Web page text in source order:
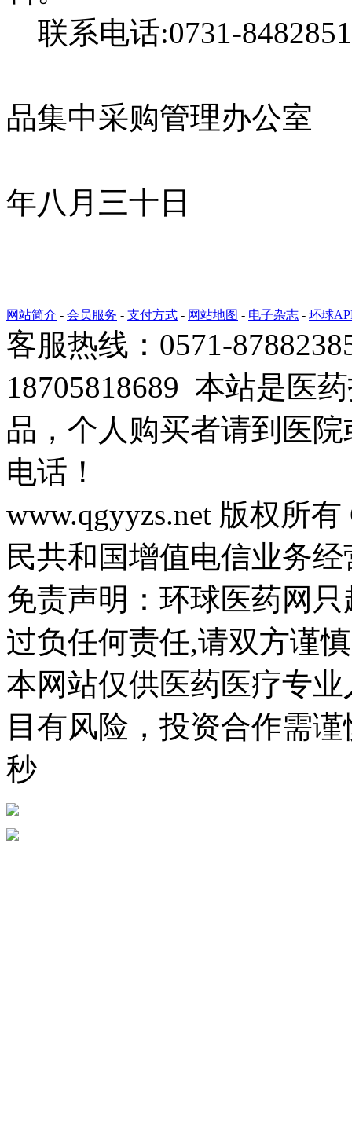
联系电话:0731-
品集中采购管理办公室
年八月三十日
网站简介 - 会员服务 - 支付方式 - 网站地图 - 电子杂志 - 环球
客服热线：0571-
18705818689 本站是医
品，个人购买者请到医
电话！
www.qgyyzs.net 版权所
民共和国增值电信业务
免责声明：环球医药网
过负任何责任,请双方谨
本网站仅供医药医疗专
目有风险，投资合作需
秒